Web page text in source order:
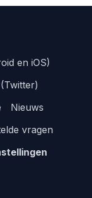
en iOS)
Nieuws
vragen